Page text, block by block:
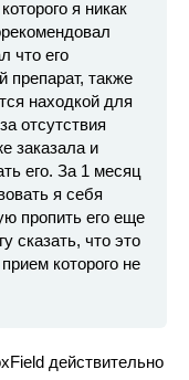
я никак
что его
препарат, также
находкой для
отсутствия
заказала и
его. За 1 месяц
я себя
пропить его еще
сказать, что это
которого не
действительно